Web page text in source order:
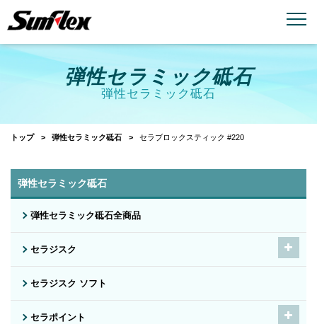
emailお問い合わせ
弾性セラミック砥石
弾性セラミック砥石
トップ 弾性セラミック砥石 セラブロックスティック #220
弾性セラミック砥石
弾性セラミック砥石全商品
セラジスク
セラジスク ソフト
セラポイント